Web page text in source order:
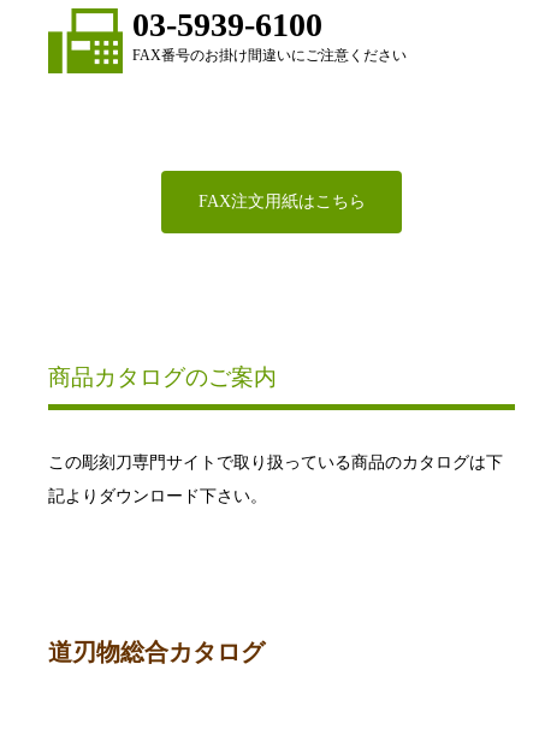
03-5939-6100
FAX番号のお掛け間違いにご注意ください
FAX注文用紙はこちら
商品カタログのご案内
この彫刻刀専門サイトで取り扱っている商品のカタログは下
記よりダウンロード下さい。
道刃物総合カタログ